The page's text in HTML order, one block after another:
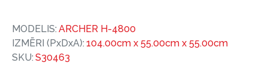
un izdevīgs finansēšanas risinājums, lai iegādātos
vajadzīgās preces tulīt, bet par tām norēķinoties
vēlāk.
MODELIS: ARCHER H-4800
IZMĒRI (PxDxA): 104.00cm x 55.00cm x 55.00cm
SKU: S30463